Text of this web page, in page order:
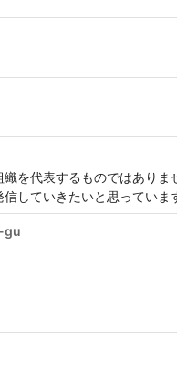
を代表するものではあり
していきたいと思っていま
gu